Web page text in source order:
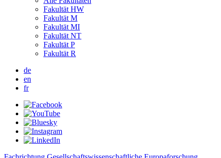
Fakultät HW
Fakultät M
Fakultät MI
Fakultät NT
Fakultät P
Fakultät R
de
en
fr